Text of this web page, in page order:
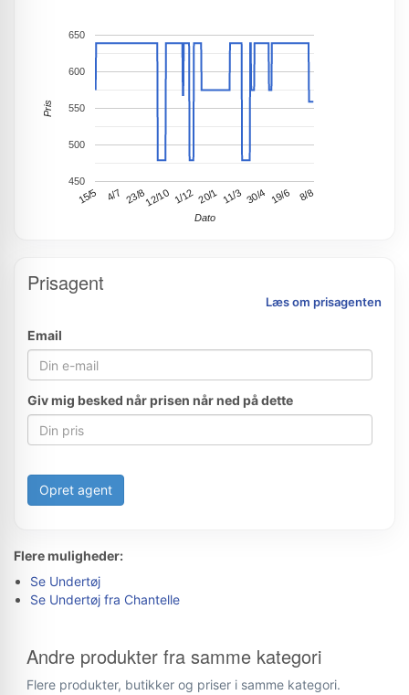
15/5 4/7 23/812/10 1/12 20/1 11/3 30/4 19/6 8/8
450
500
550
600
650
Dato
Pris
Prisagent
Læs om prisagenten
Email
Giv mig besked når prisen når ned på dette
Opret agent
Flere muligheder:
Se Undertøj
Se Undertøj fra Chantelle
Andre produkter fra samme kategori
Flere produkter, butikker og priser i samme kategori.